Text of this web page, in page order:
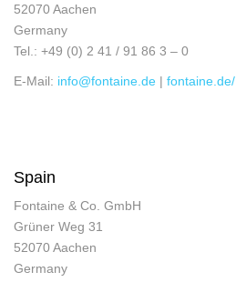
52070 Aachen
Germany
Tel.: +49 (0) 2 41 / 91 86 3 – 0
E-Mail: info@fontaine.de | fontaine.de/
Spain
Fontaine & Co. GmbH
Grüner Weg 31
52070 Aachen
Germany